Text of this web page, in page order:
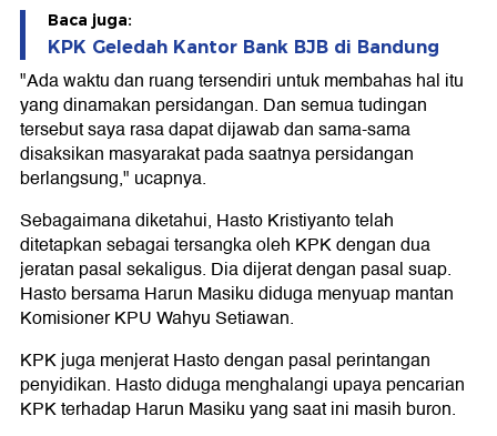
Baca juga:
KPK Geledah Kantor Bank BJB di Bandung
"Ada waktu dan ruang tersendiri untuk membahas hal itu
yang dinamakan persidangan. Dan semua tudingan
tersebut saya rasa dapat dijawab dan sama-sama
disaksikan masyarakat pada saatnya persidangan
berlangsung," ucapnya.
Sebagaimana diketahui, Hasto Kristiyanto telah
ditetapkan sebagai tersangka oleh KPK dengan dua
jeratan pasal sekaligus. Dia dijerat dengan pasal suap.
Hasto bersama Harun Masiku diduga menyuap mantan
Komisioner KPU Wahyu Setiawan.
KPK juga menjerat Hasto dengan pasal perintangan
penyidikan. Hasto diduga menghalangi upaya pencarian
KPK terhadap Harun Masiku yang saat ini masih buron.